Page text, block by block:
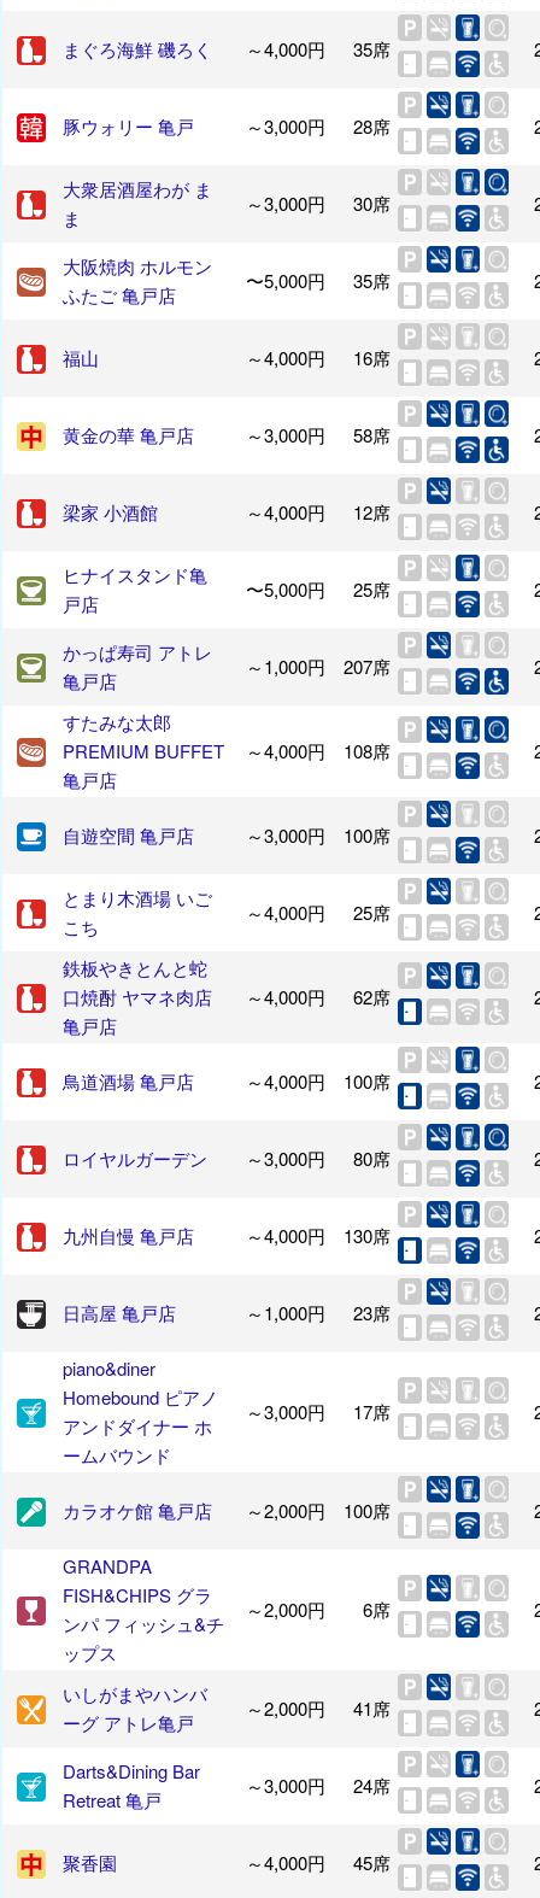
まぐろ海鮮 磯ろく ～4,000円 35席
豚ウォリー 亀戸 ～3,000円 28席
大衆居酒屋わが ま
ま
～3,000円 30席
大阪焼肉 ホルモン
ふたご 亀戸店
〜5,000円 35席
福山 ～4,000円 16席
黄金の華 亀戸店 ～3,000円 58席
梁家 小酒館 ～4,000円 12席
ヒナイスタンド亀
戸店
〜5,000円 25席
かっぱ寿司 アトレ
亀戸店
～1,000円 207席
すたみな太郎
PREMIUM BUFFET
亀戸店
～4,000円 108席
自遊空間 亀戸店 ～3,000円 100席
とまり木酒場 いご
こち
～4,000円 25席
鉄板やきとんと蛇
口焼酎 ヤマネ肉店
亀戸店
～4,000円 62席
鳥道酒場 亀戸店 ～4,000円 100席
ロイヤルガーデン ～3,000円 80席
九州自慢 亀戸店 ～4,000円 130席
日高屋 亀戸店 ～1,000円 23席
piano&diner
Homebound ピアノ
アンドダイナー ホ
ームバウンド
～3,000円 17席
カラオケ館 亀戸店 ～2,000円 100席
GRANDPA
FISH&CHIPS グラ
ンパ フィッシュ&チ
ップス
～2,000円 6席
いしがまやハンバ
ーグ アトレ亀戸
～2,000円 41席
Darts&Dining Bar
Retreat 亀戸
～3,000円 24席
聚香園 ～4,000円 45席